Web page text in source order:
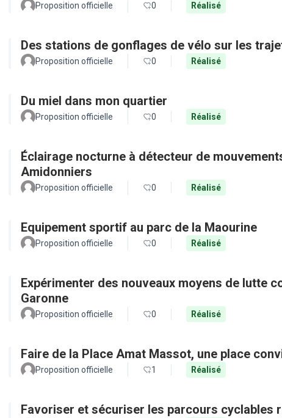
Proposition officielle 0 Réalisé
Des stations de gonflages de vélo sur les
Proposition officielle 0 Réalisé
Du miel dans mon quartier
Proposition officielle 0 Réalisé
Éclairage nocturne à détecteur de
Amidonniers
Proposition officielle 0 Réalisé
Equipement sportif au parc de la Maourine
Proposition officielle 0 Réalisé
Expérimenter des nouveaux moyens de lutte
Garonne
Proposition officielle 0 Réalisé
Faire de la Place Amat Massot, une place
Proposition officielle 1 Réalisé
Favoriser et sécuriser les parcours cyclables